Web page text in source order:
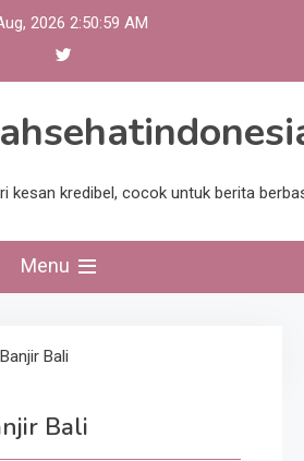
2026 2:50:59 AM
kesan kredibel, cocok untuk berita
Menu
Bali
Bali